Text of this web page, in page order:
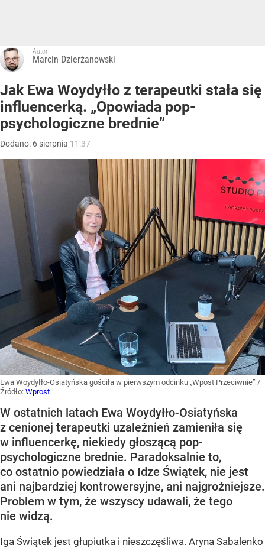
Autor:
Marcin Dzierżanowski
Jak Ewa Woydyłło z terapeutki stała się
influencerką. „Opowiada pop-
psychologiczne brednie”
Dodano: 6 sierpnia 11:37
Ewa Woydyłło-Osiatyńska gościła w pierwszym odcinku „Wpost Przeciwnie” /
Źródło: Wprost
W ostatnich latach Ewa Woydyłło-Osiatyńska
z cenionej terapeutki uzależnień zamieniła się
w influencerkę, niekiedy głoszącą pop-
psychologiczne brednie. Paradoksalnie to,
co ostatnio powiedziała o Idze Świątek, nie jest
ani najbardziej kontrowersyjne, ani najgroźniejsze.
Problem w tym, że wszyscy udawali, że tego
nie widzą.
Iga Świątek jest głupiutka i nieszczęśliwa. Aryna Sabalenko